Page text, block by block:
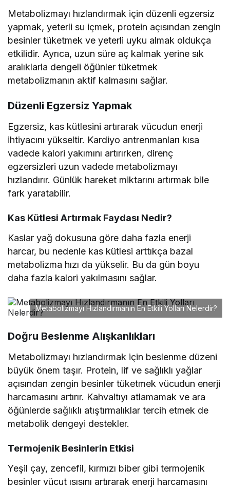
Metabolizmayı hızlandırmak için düzenli egzersiz
yapmak, yeterli su içmek, protein açısından zengin
besinler tüketmek ve yeterli uyku almak oldukça
etkilidir. Ayrıca, uzun süre aç kalmak yerine sık
aralıklarla dengeli öğünler tüketmek
metabolizmanın aktif kalmasını sağlar.
Düzenli Egzersiz Yapmak
Egzersiz, kas kütlesini artırarak vücudun enerji
ihtiyacını yükseltir. Kardiyo antrenmanları kısa
vadede kalori yakımını artırırken, direnç
egzersizleri uzun vadede metabolizmayı
hızlandırır. Günlük hareket miktarını artırmak bile
fark yaratabilir.
Kas Kütlesi Artırmak Faydası Nedir?
Kaslar yağ dokusuna göre daha fazla enerji
harcar, bu nedenle kas kütlesi arttıkça bazal
metabolizma hızı da yükselir. Bu da gün boyu
daha fazla kalori yakılmasını sağlar.
Metabolizmayı Hızlandırmanın En Etkili Yolları Nelerdir?
Doğru Beslenme Alışkanlıkları
Metabolizmayı hızlandırmak için beslenme düzeni
büyük önem taşır. Protein, lif ve sağlıklı yağlar
açısından zengin besinler tüketmek vücudun enerji
harcamasını artırır. Kahvaltıyı atlamamak ve ara
öğünlerde sağlıklı atıştırmalıklar tercih etmek de
metabolik dengeyi destekler.
Termojenik Besinlerin Etkisi
Yeşil çay, zencefil, kırmızı biber gibi termojenik
besinler vücut ısısını artırarak enerji harcamasını